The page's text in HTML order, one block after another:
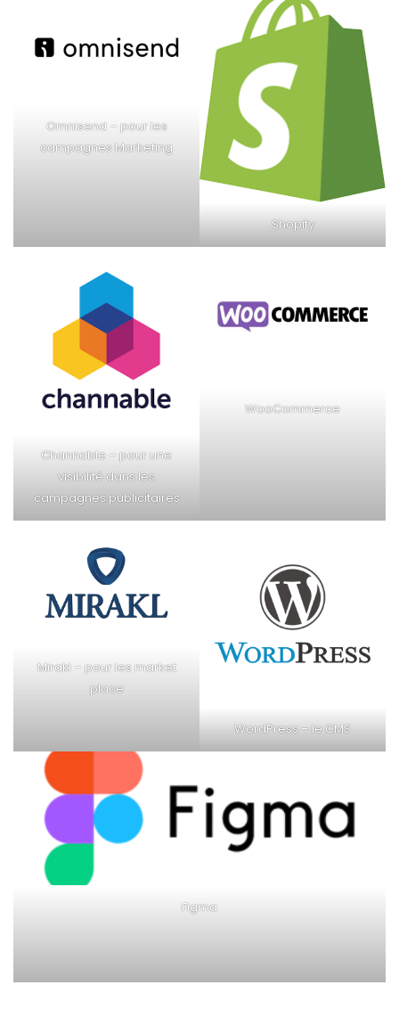
Omnisend – pour les
campagnes Marketing
Shopify
Channable – pour une
visibilité dans les
campagnes publicitaires
WooCommerce
Mirakl – pour les market
place
WordPress – le CMS
Figma